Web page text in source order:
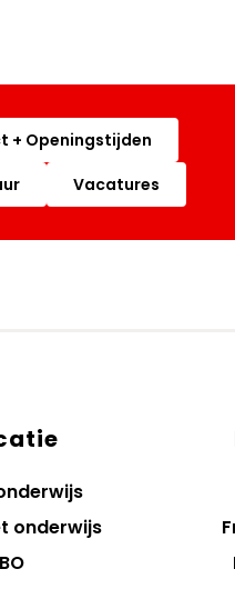
+ Openingstijden
Vacatures
onderwijs